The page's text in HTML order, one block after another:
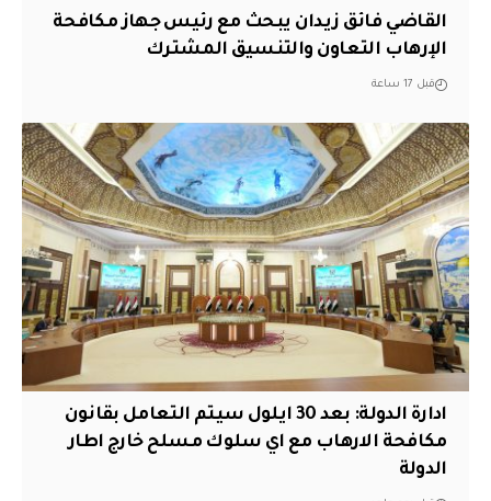
القاضي فائق زيدان يبحث مع رئيس جهاز مكافحة
الإرهاب التعاون والتنسيق المشترك
قبل 17 ساعة
ادارة الدولة: بعد 30 ايلول سيتم التعامل بقانون
مكافحة الارهاب مع اي سلوك مسلح خارج اطار
الدولة